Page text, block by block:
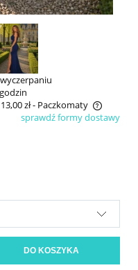
zł- Paczkomaty
płatności
sprawdź formy dostawy
DO KOSZYKA